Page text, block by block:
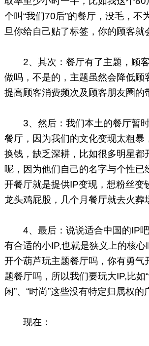
个叫“我们70后”的餐厅，没毛，不
旦你给自己贴了标签，你的顾客就
2、其次：餐厅有了主题，顾客
做吗，不是的，主题虽然会降低顾
提高顾客消费频次及顾客朋友圈的
3、然后：我们本土的餐厅暂时
餐厅，因为我们的文化变现太粗暴
换钱，缺乏深耕，比如很多明星都
呢，因为他们自己的名字与个性已
开餐厅就是提供IP变现，想粉丝变
龙头鸡屁股，几个月餐厅就去火葬
4、最后：说说适合中国的IP吧
有合适的小IP,也就是狭义上的核心
开个葫芦玩主题餐厅吗，你有勇气
题餐厅吗，所以我们要玩大IP,比如“
闲”、“时尚”这些没有特定归属权的
现在：